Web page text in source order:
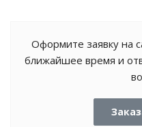
Оформите заявку на
ближайшее время и